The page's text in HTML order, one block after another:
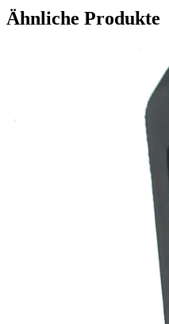
Ähnliche Produkte